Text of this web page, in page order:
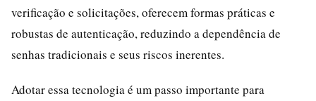
verificação e solicitações, oferecem formas práticas e
robustas de autenticação, reduzindo a dependência de
senhas tradicionais e seus riscos inerentes.
Adotar essa tecnologia é um passo importante para